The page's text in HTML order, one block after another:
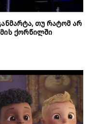
თუ რატომ არ
ქორწილში